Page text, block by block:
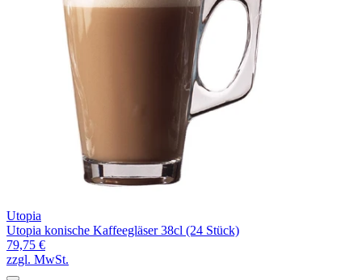
Utopia
Utopia konische Kaffeegläser 38cl (24 Stück)
79,75 €
zzgl. MwSt.